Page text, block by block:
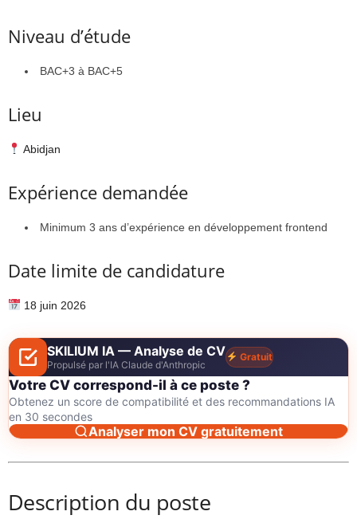
Niveau d’étude
BAC+3 à BAC+5
Lieu
Abidjan
Expérience demandée
Minimum 3 ans d’expérience en développement frontend
Date limite de candidature
18 juin 2026
SKILIUM IA — Analyse de CV
Propulsé par l'IA Claude d'Anthropic
Gratuit
Votre CV correspond-il à ce poste ?
Obtenez un score de compatibilité et des recommandations IA
en 30 secondes
Analyser mon CV gratuitement
Description du poste